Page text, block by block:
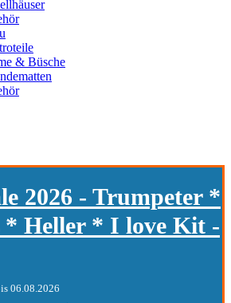
& Büsche
2026 - Trumpeter *
* Heller * I love Kit -
06.08.2026